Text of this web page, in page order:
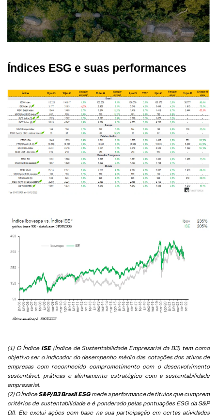
Índices ESG e suas performances
(1) O Índice ISE(Índice de Sustentabilidade Empresarial da B3) tem como
objetivo ser o indicador do desempenho médio das cotações dos ativos de
empresas com reconhecido comprometimento com o desenvolvimento
sustentável, práticas e alinhamento estratégico com a sustentabilidade
empresarial.
(2) O ÍndiceS&P/B3 Brasil ESGmede a performance de títulos que cumprem
critérios de sustentabilidade e é ponderado pelas pontuações ESG da S&P
DJI. Ele exclui ações com base na sua participação em certas atividades